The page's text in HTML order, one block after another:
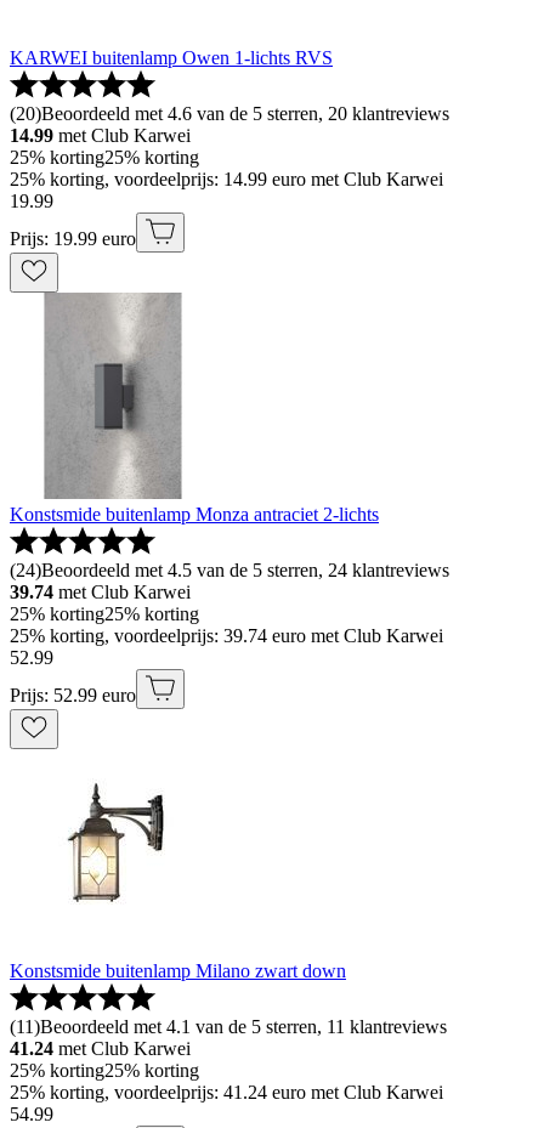
KARWEI buitenlamp Owen 1-lichts RVS
(20)Beoordeeld met 4.6 van de 5 sterren, 20 klantreviews
14.99 met Club Karwei
25% korting25% korting
25% korting, voordeelprijs: 14.99 euro met Club Karwei
19.99
Prijs: 19.99 euro
Konstsmide buitenlamp Monza antraciet 2-lichts
(24)Beoordeeld met 4.5 van de 5 sterren, 24 klantreviews
39.74 met Club Karwei
25% korting25% korting
25% korting, voordeelprijs: 39.74 euro met Club Karwei
52.99
Prijs: 52.99 euro
Konstsmide buitenlamp Milano zwart down
(11)Beoordeeld met 4.1 van de 5 sterren, 11 klantreviews
41.24 met Club Karwei
25% korting25% korting
25% korting, voordeelprijs: 41.24 euro met Club Karwei
54.99